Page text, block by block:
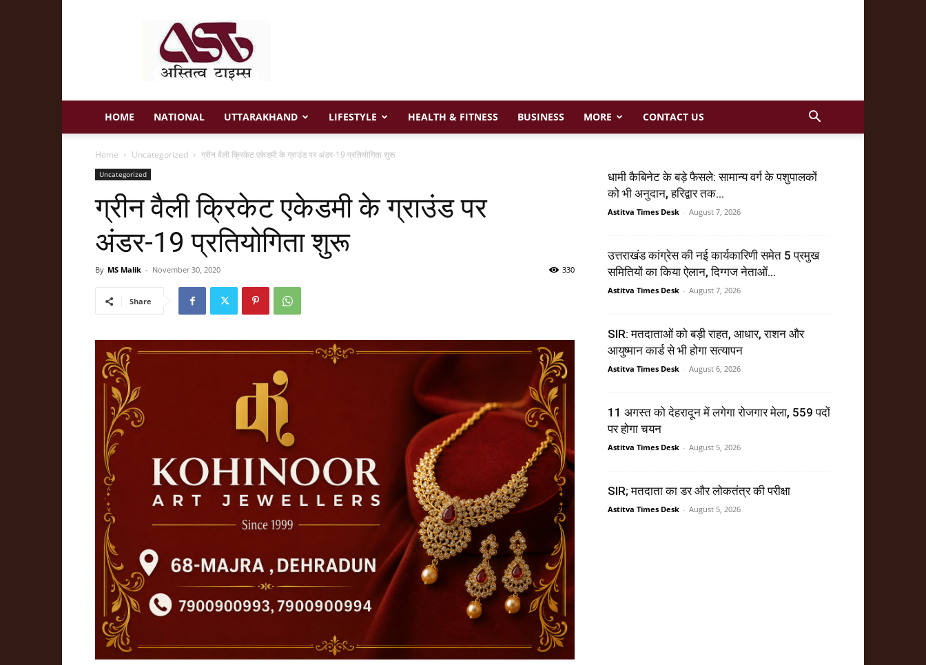
Astitva
Times
HOME NATIONAL UTTARAKHAND LIFESTYLE HEALTH & FITNESS BUSINESS MORE CONTACT US
Home Uncategorized ग्रीन वैली क्रिकेट एकेडमी के ग्राउंड पर अंडर-19 प्रतियोगिता शुरू
Uncategorized
ग्रीन वैली क्रिकेट एकेडमी के ग्राउंड पर
अंडर-19 प्रतियोगिता शुरू
By MS Malik - November 30, 2020 330
Share
धामी कैबिनेट के बड़े फैसले: सामान्य वर्ग के पशुपालकों
को भी अनुदान, हरिद्वार तक...
Astitva Times Desk - August 7, 2026
उत्तराखंड कांग्रेस की नई कार्यकारिणी समेत 5 प्रमुख
समितियों का किया ऐलान, दिग्गज नेताओं...
Astitva Times Desk - August 7, 2026
SIR: मतदाताओं को बड़ी राहत, आधार, राशन और
आयुष्मान कार्ड से भी होगा सत्यापन
Astitva Times Desk - August 6, 2026
11 अगस्त को देहरादून में लगेगा रोजगार मेला, 559 पदों
पर होगा चयन
Astitva Times Desk - August 5, 2026
SIR; मतदाता का डर और लोकतंत्र की परीक्षा
Astitva Times Desk - August 5, 2026